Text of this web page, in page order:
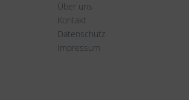
Über uns
Kontakt
Datenschutz
Impressum